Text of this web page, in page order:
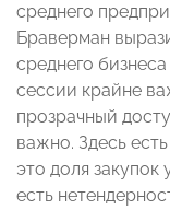
среднего
Браверман
среднего
сессии крайне
прозрачный
важно. Здесь
это доля закупок
есть